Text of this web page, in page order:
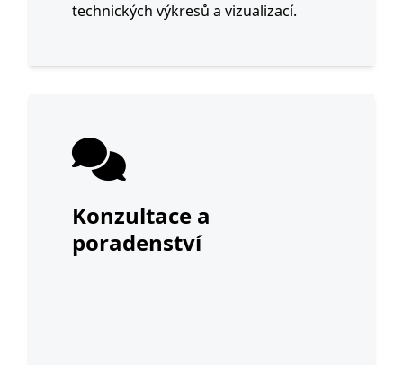
technických výkresů a vizualizací.
Konzultace a
poradenství